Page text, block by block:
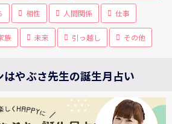
相性 人間関係 仕事
族 未来 引っ越し その他
やぶさ先生の誕生月占い